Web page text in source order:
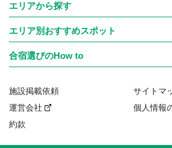
セミナー・イベント等のイメージや開催
で、チラシ・パンフレットなどの印刷物
用させていただく場合があり、その際は
において特定の個人が強調されることの
意（申込時または別途取得）を得た場合に
エリアから探す
エリア別おすすめスポット
合宿選びのHow to
施設掲載依頼
サイトマ
運営会社
個人情報
約款